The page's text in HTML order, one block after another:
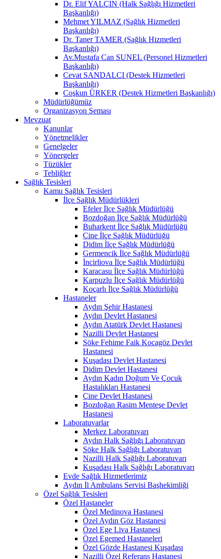
Dr. Elif YALÇIN (Halk Sağlığı Hizmetleri
Başkanlığı)
Mehmet YILMAZ (Sağlık Hizmetleri
Başkanlığı)
Dr. Taner TAMER (Sağlık Hizmetleri
Başkanlığı)
Av.Mustafa Can SUNEL (Personel Hizmetleri
Başkanlığı)
Cevat SANDALCI (Destek Hizmetleri
Başkanlığı)
Coşkun ÜRKER (Destek Hizmetleri Başkanlığı)
Müdürlüğümüz
Organizasyon Şeması
Mevzuat
Kanunlar
Yönetmelikler
Genelgeler
Yönergeler
Tüzükler
Tebliğler
Sağlık Tesisleri
Kamu Sağlık Tesisleri
İlçe Sağlık Müdürlükleri
Efeler İlçe Sağlık Müdürlüğü
Bozdoğan İlçe Sağlık Müdürlüğü
Buharkent İlçe Sağlık Müdürlüğü
Çine İlçe Sağlık Müdürlüğü
Didim İlçe Sağlık Müdürlüğü
Germencik İlçe Sağlık Müdürlüğü
İncirliova İlçe Sağlık Müdürlüğü
Karacasu İlçe Sağlık Müdürlüğü
Karpuzlu İlçe Sağlık Müdürlüğü
Koçarlı İlçe Sağlık Müdürlüğü
Hastaneler
Aydın Şehir Hastanesi
Aydın Devlet Hastanesi
Aydın Atatürk Devlet Hastanesi
Nazilli Devlet Hastanesi
Söke Fehime Faik Kocagöz Devlet
Hastanesi
Kuşadası Devlet Hastanesi
Didim Devlet Hastanesi
Aydın Kadın Doğum Ve Çocuk
Hastalıkları Hastanesi
Çine Devlet Hastanesi
Bozdoğan Rasim Menteşe Devlet
Hastanesi
Laboratuvarlar
Merkez Laboratuvarı
Aydın Halk Sağlığı Laboratuvarı
Söke Halk Sağlığı Laboratuvarı
Nazilli Halk Sağlığı Laboratuvarı
Kuşadası Halk Sağlığı Laboratuvarı
Evde Sağlık Hizmetlerimiz
Aydın İl Ambulans Servisi Başhekimliği
Özel Sağlık Tesisleri
Özel Hastaneler
Özel Medinova Hastanesi
Özel Aydın Göz Hastanesi
Özel Ege Liva Hastanesi
Özel Egemed Hastaneleri
Özel Gözde Hastanesi Kuşadası
Nazilli Özel Referans Hastanesi